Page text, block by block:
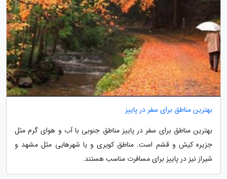
بهترین مناطق برای سفر در پاییز
بهترین مناطق برای سفر در پاییز مناطق جنوبی با آب و هوای گرم مثل
جزیره کیش و قشم است. مناطق کویری و یا شهرهایی مثل مشهد و
شیراز نیز در پاییز برای مسافرت مناسب هستند.